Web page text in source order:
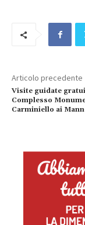
Articolo precedente
Visite guidate
Complesso
Carminiello ai